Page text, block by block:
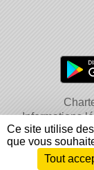
Informations
Envie de
Ce site utilise
que vous
Tout